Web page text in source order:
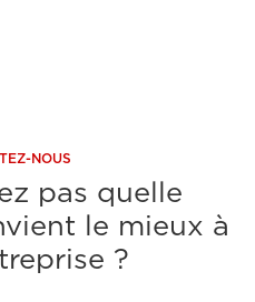
NOUS
pas quelle
le mieux à
?